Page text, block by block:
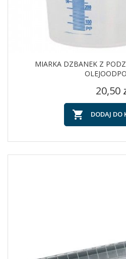
MIARKA DZBANEK Z
Cena
20,50
 DODAJ DO